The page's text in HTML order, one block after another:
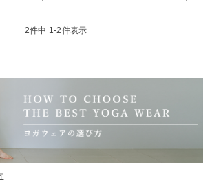
2件中 1 -2件表示